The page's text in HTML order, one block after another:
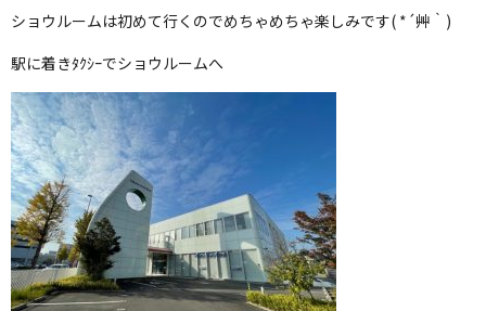
ショウルームは初めて行くのでめちゃめちゃ楽しみです( *´艸｀)
駅に着きﾀｸｼｰでショウルームへ